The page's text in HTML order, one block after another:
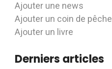
Ajouter une news
Ajouter un coin de pêche
Ajouter un livre
Derniers articles